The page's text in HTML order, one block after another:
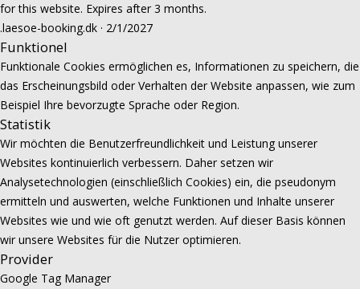
for this website. Expires after 3 months.
.laesoe-booking.dk · 2/1/2027
Funktionel
Funktionale Cookies ermöglichen es, Informationen zu speichern, die
das Erscheinungsbild oder Verhalten der Website anpassen, wie zum
Beispiel Ihre bevorzugte Sprache oder Region.
Statistik
Wir möchten die Benutzerfreundlichkeit und Leistung unserer
Websites kontinuierlich verbessern. Daher setzen wir
Analysetechnologien (einschließlich Cookies) ein, die pseudonym
ermitteln und auswerten, welche Funktionen und Inhalte unserer
Websites wie und wie oft genutzt werden. Auf dieser Basis können
wir unsere Websites für die Nutzer optimieren.
Provider
Google Tag Manager